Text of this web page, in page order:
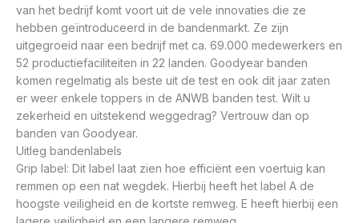
van het bedrijf komt voort uit de vele innovaties die ze
hebben geïntroduceerd in de bandenmarkt. Ze zijn
uitgegroeid naar een bedrijf met ca. 69.000 medewerkers en
52 productiefaciliteiten in 22 landen. Goodyear banden
komen regelmatig als beste uit de test en ook dit jaar zaten
er weer enkele toppers in de ANWB banden test. Wilt u
zekerheid en uitstekend weggedrag? Vertrouw dan op
banden van Goodyear.
Uitleg bandenlabels
Grip label: Dit label laat zien hoe efficiënt een voertuig kan
remmen op een nat wegdek. Hierbij heeft het label A de
hoogste veiligheid en de kortste remweg. E heeft hierbij een